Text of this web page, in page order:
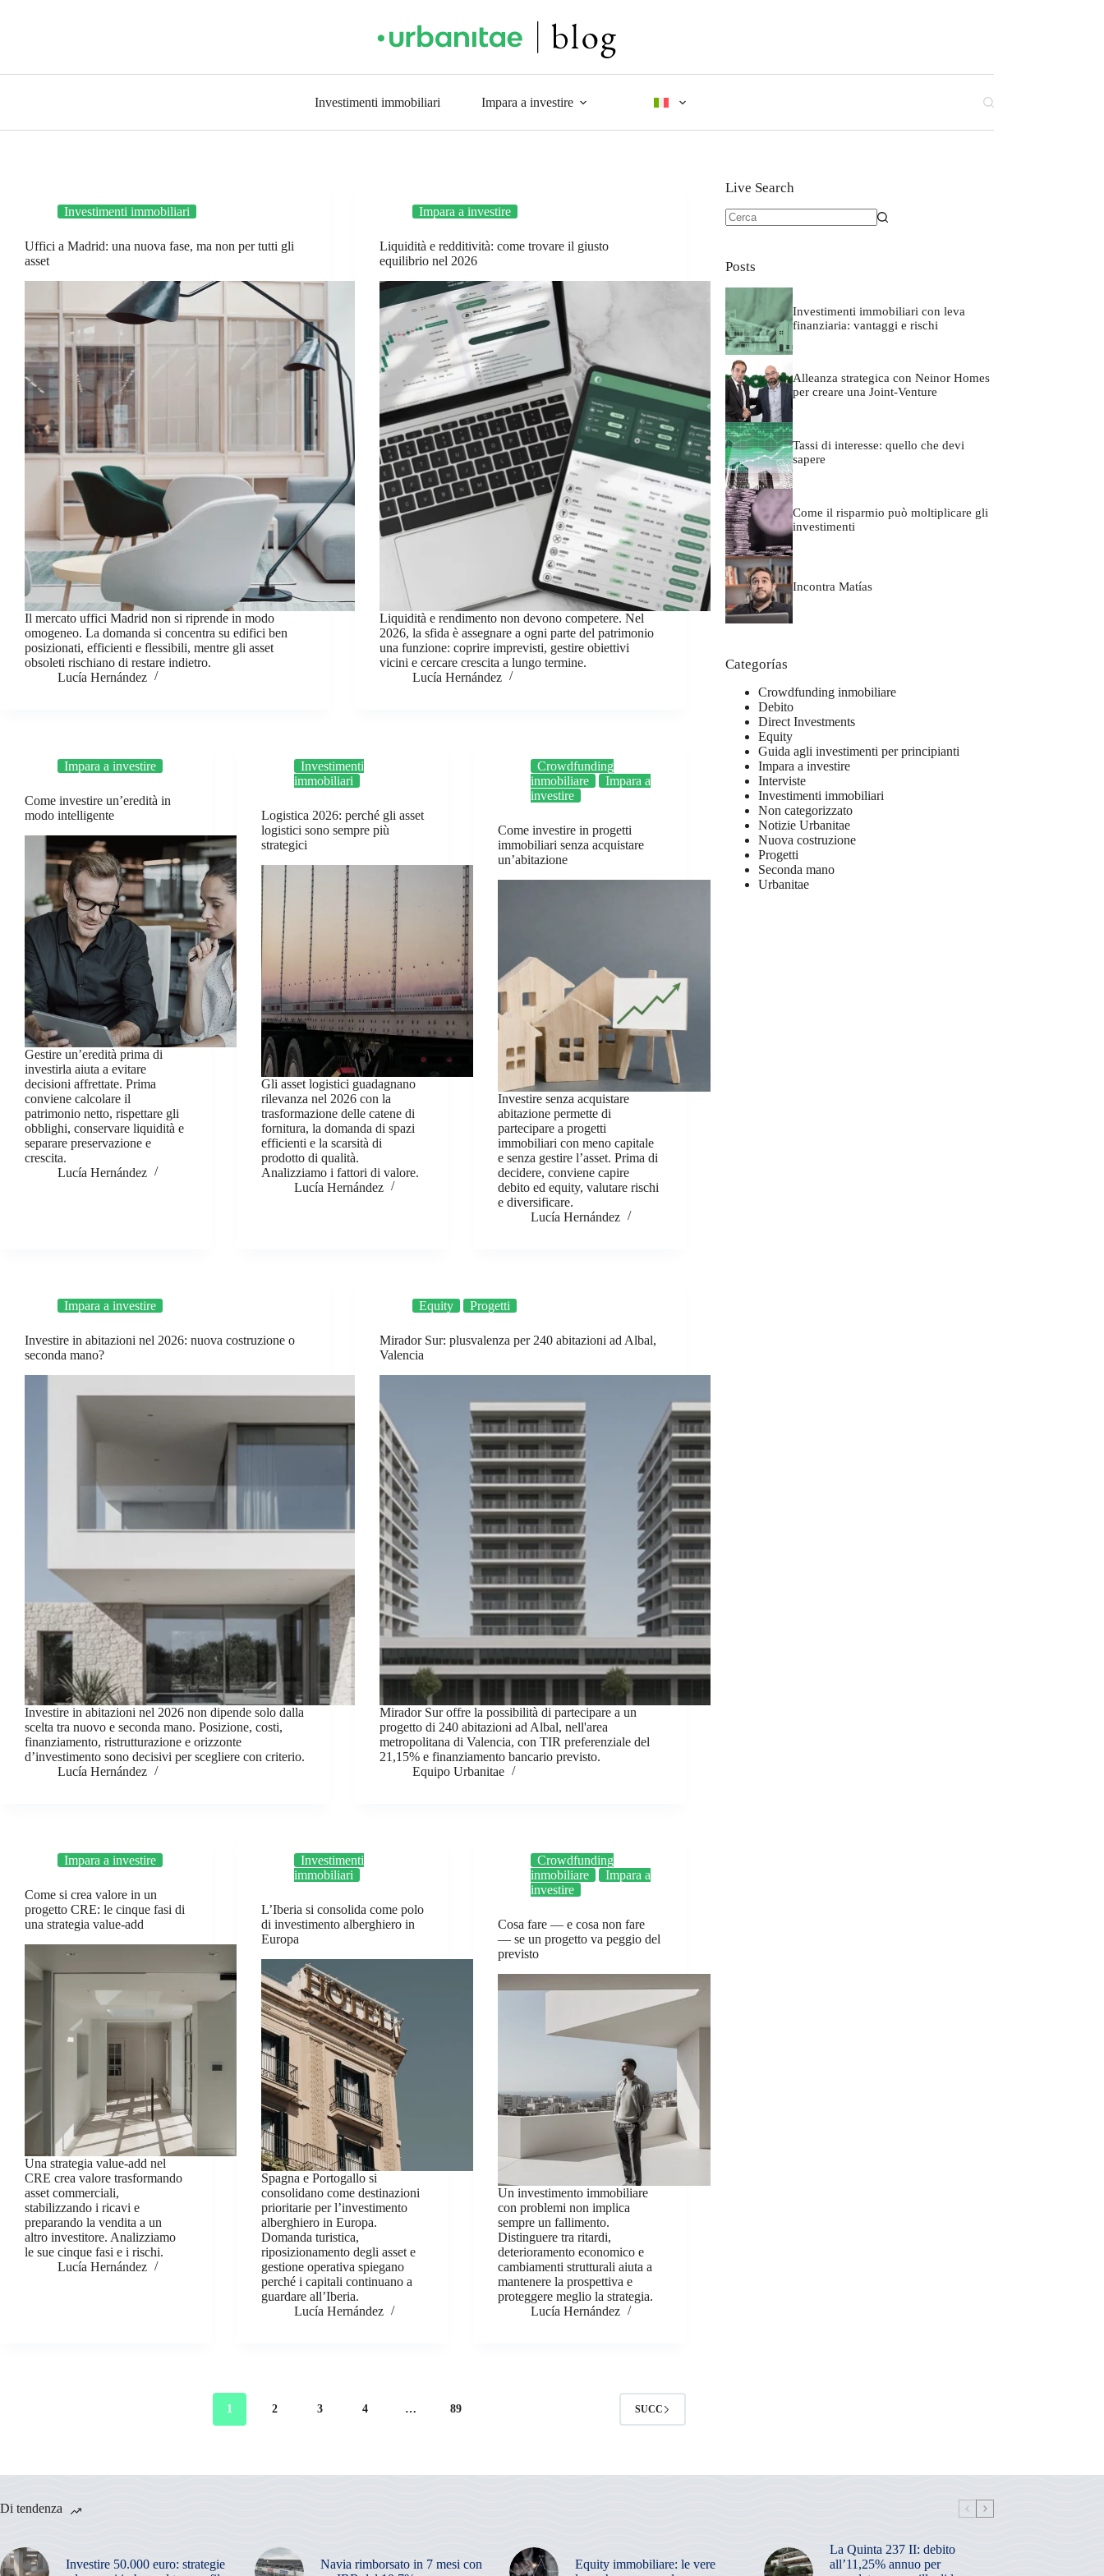
Investimenti immobiliari Impara a investire
Investimenti immobiliari
Uffici a Madrid: una nuova fase, ma non per tutti gli
asset
Il mercato uffici Madrid non si riprende in modo
omogeneo. La domanda si concentra su edifici ben
posizionati, efficienti e flessibili, mentre gli asset
obsoleti rischiano di restare indietro.
Lucía Hernández
Impara a investire
Liquidità e redditività: come trovare il giusto
equilibrio nel 2026
Liquidità e rendimento non devono competere. Nel
2026, la sfida è assegnare a ogni parte del patrimonio
una funzione: coprire imprevisti, gestire obiettivi
vicini e cercare crescita a lungo termine.
Lucía Hernández
Impara a investire
Come investire un’eredità in
modo intelligente
Gestire un’eredità prima di
investirla aiuta a evitare
decisioni affrettate. Prima
conviene calcolare il
patrimonio netto, rispettare gli
obblighi, conservare liquidità e
separare preservazione e
crescita.
Lucía Hernández
Investimenti
immobiliari
Logistica 2026: perché gli asset
logistici sono sempre più
strategici
Gli asset logistici guadagnano
rilevanza nel 2026 con la
trasformazione delle catene di
fornitura, la domanda di spazi
efficienti e la scarsità di
prodotto di qualità.
Analizziamo i fattori di valore.
Lucía Hernández
Crowdfunding
inmobiliare
Impara a
investire
Come investire in progetti
immobiliari senza acquistare
un’abitazione
Investire senza acquistare
abitazione permette di
partecipare a progetti
immobiliari con meno capitale
e senza gestire l’asset. Prima di
decidere, conviene capire
debito ed equity, valutare rischi
e diversificare.
Lucía Hernández
Impara a investire
Investire in abitazioni nel 2026: nuova costruzione o
seconda mano?
Investire in abitazioni nel 2026 non dipende solo dalla
scelta tra nuovo e seconda mano. Posizione, costi,
finanziamento, ristrutturazione e orizzonte
d’investimento sono decisivi per scegliere con criterio.
Lucía Hernández
Equity Progetti
Mirador Sur: plusvalenza per 240 abitazioni ad Albal,
Valencia
Mirador Sur offre la possibilità di partecipare a un
progetto di 240 abitazioni ad Albal, nell'area
metropolitana di Valencia, con TIR preferenziale del
21,15% e finanziamento bancario previsto.
Equipo Urbanitae
Impara a investire
Come si crea valore in un
progetto CRE: le cinque fasi di
una strategia value-add
Una strategia value-add nel
CRE crea valore trasformando
asset commerciali,
stabilizzando i ricavi e
preparando la vendita a un
altro investitore. Analizziamo
le sue cinque fasi e i rischi.
Lucía Hernández
Investimenti
immobiliari
L’Iberia si consolida come polo
di investimento alberghiero in
Europa
Spagna e Portogallo si
consolidano come destinazioni
prioritarie per l’investimento
alberghiero in Europa.
Domanda turistica,
riposizionamento degli asset e
gestione operativa spiegano
perché i capitali continuano a
guardare all’Iberia.
Lucía Hernández
Crowdfunding
inmobiliare
Impara a
investire
Cosa fare — e cosa non fare
— se un progetto va peggio del
previsto
Un investimento immobiliare
con problemi non implica
sempre un fallimento.
Distinguere tra ritardi,
deterioramento economico e
cambiamenti strutturali aiuta a
mantenere la prospettiva e
proteggere meglio la strategia.
Lucía Hernández
1 2 3 4 … 89 SUCC
Live Search
Posts
Investimenti immobiliari con leva
finanziaria: vantaggi e rischi
Alleanza strategica con Neinor Homes
per creare una Joint-Venture
Tassi di interesse: quello che devi
sapere
Come il risparmio può moltiplicare gli
investimenti
Incontra Matías
Categorías
Crowdfunding inmobiliare
Debito
Direct Investments
Equity
Guida agli investimenti per principianti
Impara a investire
Interviste
Investimenti immobiliari
Non categorizzato
Notizie Urbanitae
Nuova costruzione
Progetti
Seconda mano
Urbanitae
Di tendenza
Investire 50.000 euro: strategie
Navia rimborsato in 7 mesi con
Equity immobiliare: le vere
La Quinta 237 II: debito
all’11,25% annuo per